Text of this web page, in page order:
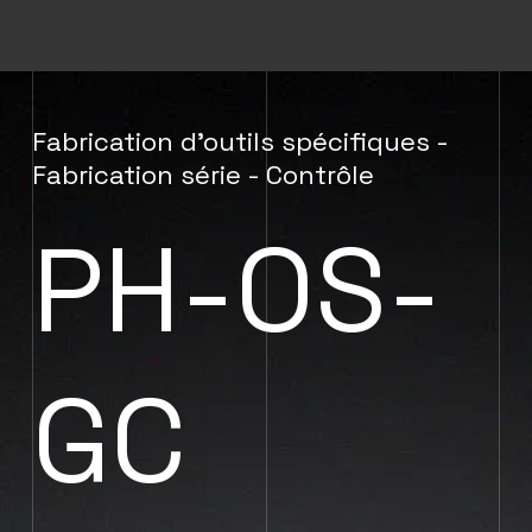
Fabrication d’outils spécifiques -
Fabrication série - Contrôle
PH-OS-
GC